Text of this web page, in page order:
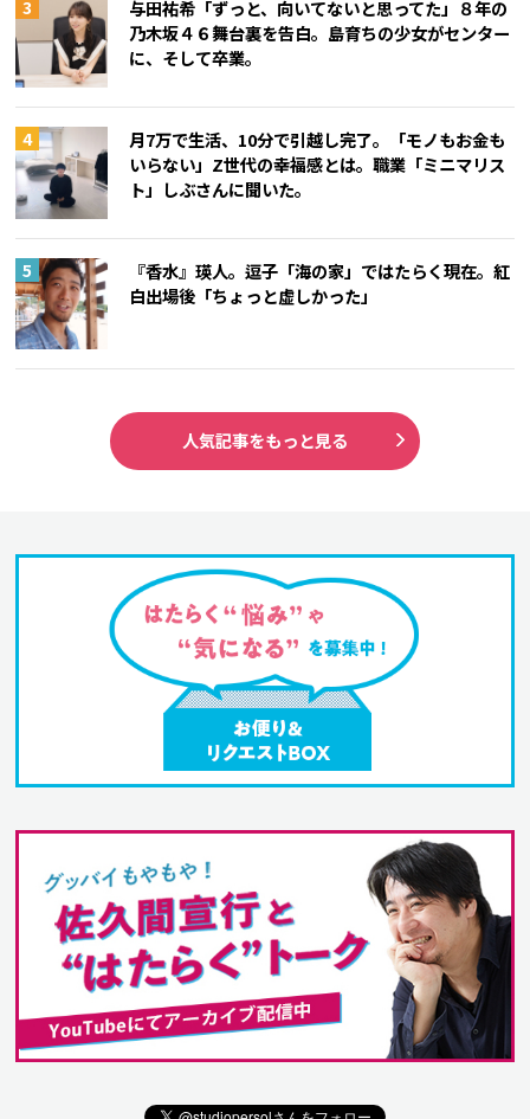
与田祐希「ずっと、向いてないと思ってた」８年の
乃木坂４６舞台裏を告白。島育ちの少女がセンター
に、そして卒業。
月7万で生活、10分で引越し完了。「モノもお金も
いらない」Z世代の幸福感とは。職業「ミニマリス
ト」しぶさんに聞いた。
『香水』瑛人。逗子「海の家」ではたらく現在。紅
白出場後「ちょっと虚しかった」
人気記事をもっと見る